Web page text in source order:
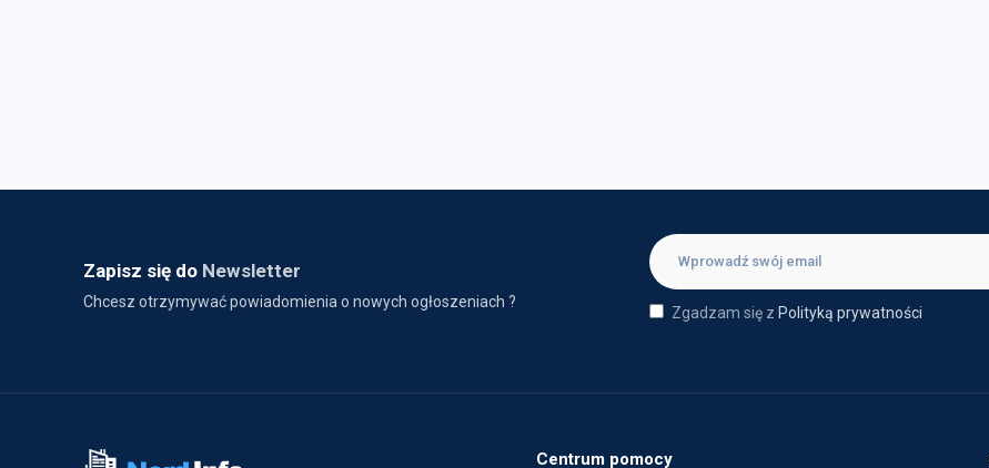
Zapisz się do Newsletter
Chcesz otrzymywać powiadomienia o nowych ogłoszeniach ?
Zgadzam się z Polityką prywatności
Centrum pomocy